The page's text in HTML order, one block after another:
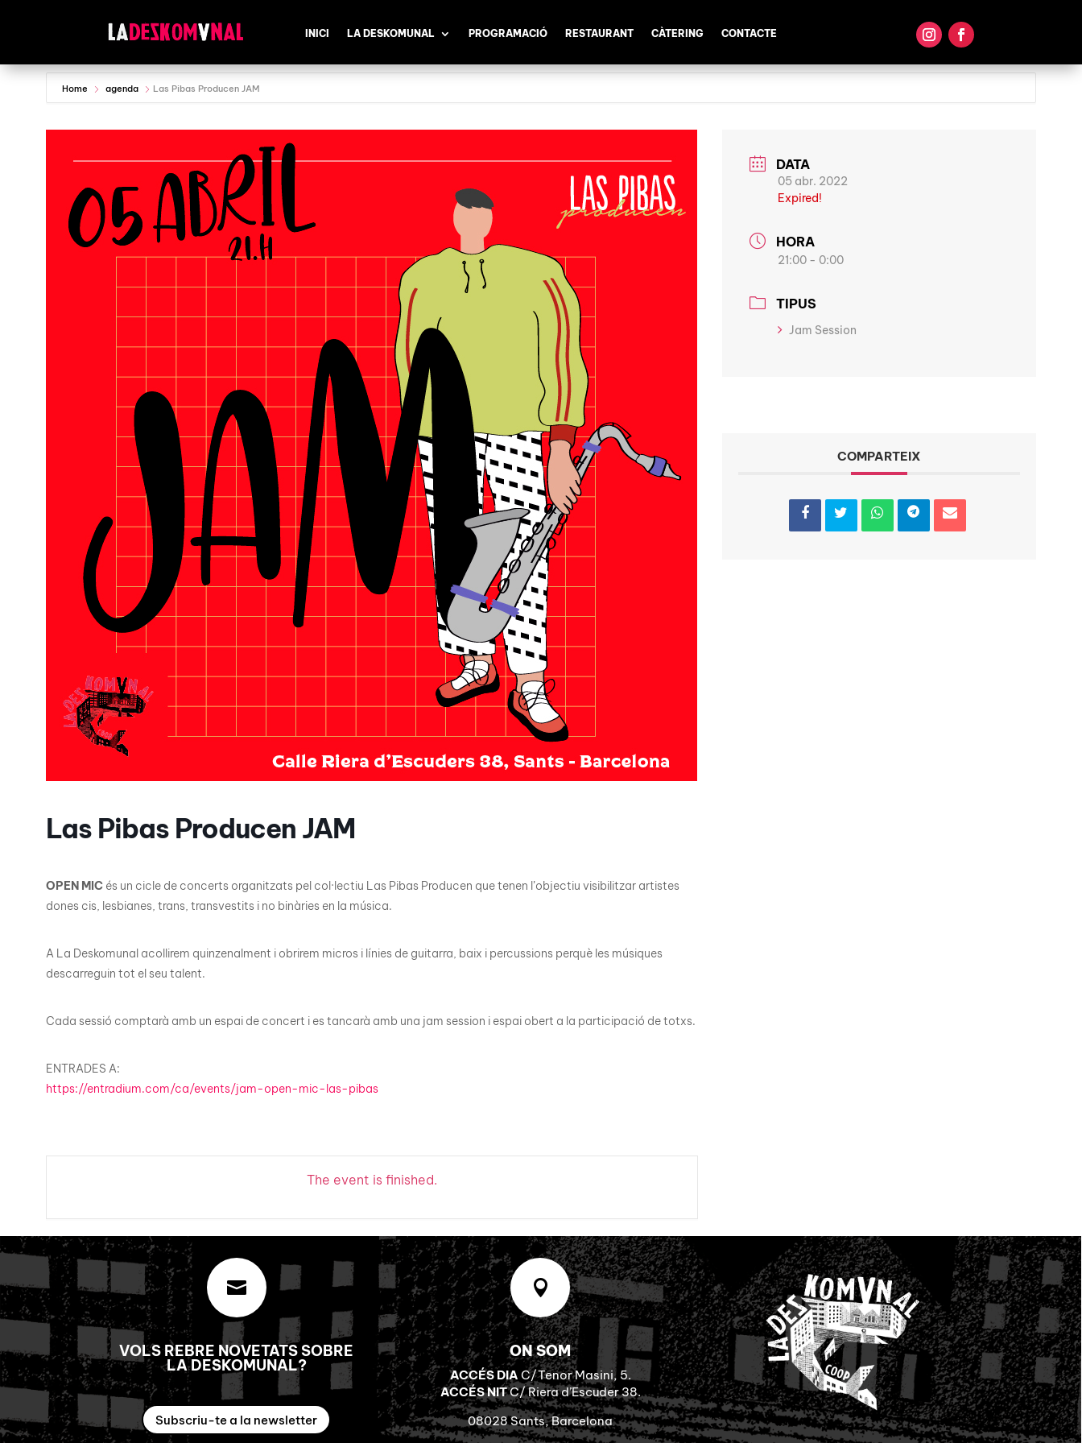
INICI LA DESKOMUNAL PROGRAMACIÓ RESTAURANT CÀTERING CONTACTE
Home agenda Las Pibas Producen JAM
Las Pibas Producen JAM
OPEN MIC és un cicle de concerts organitzats pel col·lectiu Las Pibas Producen que tenen l’objectiu visibilitzar artistes
dones cis, lesbianes, trans, transvestits i no binàries en la música.
A La Deskomunal acollirem quinzenalment i obrirem micros i línies de guitarra, baix i percussions perquè les músiques
descarreguin tot el seu talent.
Cada sessió comptarà amb un espai de concert i es tancarà amb una jam session i espai obert a la participació de totxs.
ENTRADES A:
https://entradium.com/ca/events/jam-open-mic-las-pibas
The event is finished.
DATA
05 abr. 2022
Expired!
HORA
21:00 - 0:00
TIPUS
Jam Session
COMPARTEIX

VOLS REBRE NOVETATS SOBRE
LA DESKOMUNAL?
Subscriu-te a la newsletter

ON SOM
ACCÉS DIA C/Tenor Masini, 5.
ACCÉS NITC/ Riera d’Escuder 38.
08028 Sants, Barcelona